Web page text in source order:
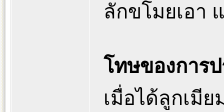
ลักขโมยเอา
โทษของการ
เมื่อได้ลูกเมี